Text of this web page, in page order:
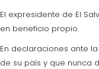
El expresidente de El
en beneficio propio.
En declaraciones ante
de su país y que nunca